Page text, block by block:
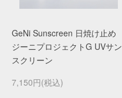
GeNi Sunscreen 日焼け止め
ジーニプロジェクトG UVサン
スクリーン
7,150円(税込)